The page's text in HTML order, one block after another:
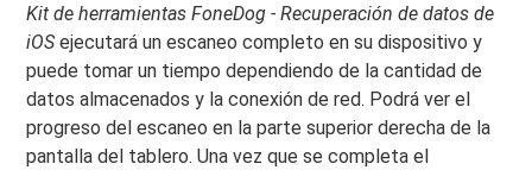
Kit de herramientas FoneDog - Recuperación de datos de
iOSejecutará un escaneo completo en su dispositivo y
puede tomar un tiempo dependiendo de la cantidad de
datos almacenados y la conexión de red. Podrá ver el
progreso del escaneo en la parte superior derecha de la
pantalla del tablero. Una vez que se completa el